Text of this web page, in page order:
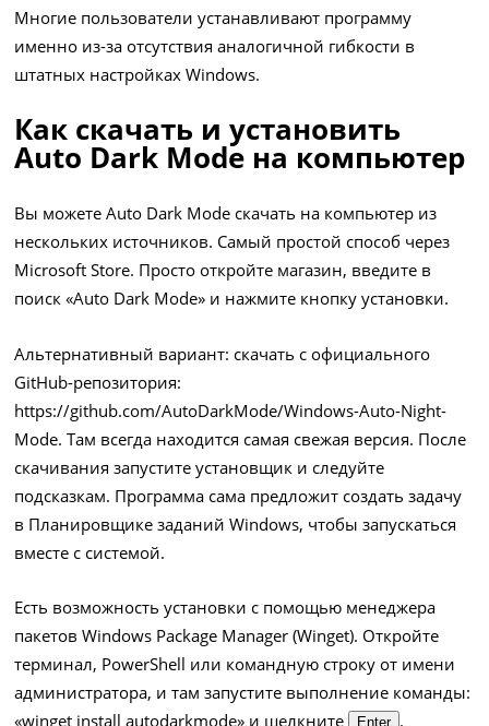
Многие пользователи устанавливают программу
именно из-за отсутствия аналогичной гибкости в
штатных настройках Windows.
Как скачать и установить
Auto Dark Mode на компьютер
Вы можете Auto Dark Mode скачать на компьютер из
нескольких источников. Самый простой способ через
Microsoft Store. Просто откройте магазин, введите в
поиск «Auto Dark Mode» и нажмите кнопку установки.
Альтернативный вариант: скачать с официального
GitHub-репозитория:
https://github.com/AutoDarkMode/Windows-Auto-Night-
Mode. Там всегда находится самая свежая версия. После
скачивания запустите установщик и следуйте
подсказкам. Программа сама предложит создать задачу
в Планировщике заданий Windows, чтобы запускаться
вместе с системой.
Есть возможность установки с помощью менеджера
пакетов Windows Package Manager (Winget). Откройте
терминал, PowerShell или командную строку от имени
администратора, и там запустите выполнение команды:
«winget install autodarkmode» и щелкните
Enter .